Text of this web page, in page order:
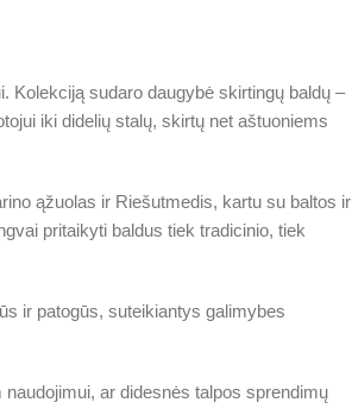
Kolekciją sudaro daugybė skirtingų baldų –
iki didelių stalų, skirtų net aštuoniems
ąžuolas ir Riešutmedis, kartu su baltos ir
pritaikyti baldus tiek tradicinio, tiek
ir patogūs, suteikiantys galimybes
ar didesnės talpos sprendimų